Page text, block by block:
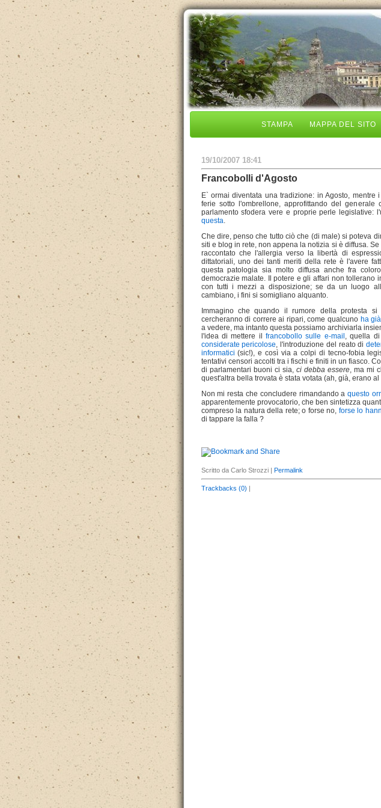
STAMPA MAPPA DEL SITO
19/10/2007 18:41
Francobolli d'Agosto
E` ormai diventata una tradizione: in Agosto,
ferie sotto l'ombrellone, approfittando del generale
parlamento sfodera vere e proprie perle legislative:
questa.
Che dire, penso che tutto ciò che (di male) si poteva
siti e blog in rete, non appena la notizia si è diffusa.
raccontato che l'allergia verso la libertà di
dittatoriali, uno dei tanti meriti della rete è l'avere
questa patologia sia molto diffusa anche fra
democrazie malate. Il potere e gli affari non tollerano
con tutti i mezzi a disposizione; se da un luogo
cambiano, i fini si somigliano alquanto.
Immagino che quando il rumore della protesta si
cercheranno di correre ai ripari, come qualcuno ha
a vedere, ma intanto questa possiamo archiviarla
l'idea di mettere ilfrancobollo sulle e-mail , quella
considerate pericolose, l'introduzione del reato di
informatici (sic!), e così via a colpi di tecno-fobia
tentativi censori accolti tra i fischi e finiti in un fiasco.
di parlamentari buoni ci sia, ci debba essere, ma mi
quest'altra bella trovata è stata votata (ah, già, erano al
Non mi resta che concludere rimandando aquesto
apparentemente provocatorio, che ben sintetizza
compreso la natura della rete; o forse no, forse lo
di tappare la falla ?
Scritto da Carlo Strozzi | Permalink
Trackbacks (0) |